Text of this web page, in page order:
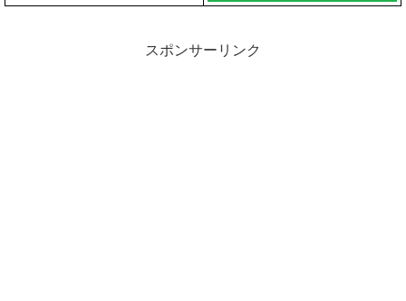
スポンサーリンク